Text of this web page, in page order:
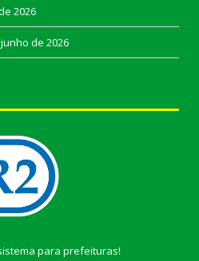
2026
de 2026
para prefeituras!